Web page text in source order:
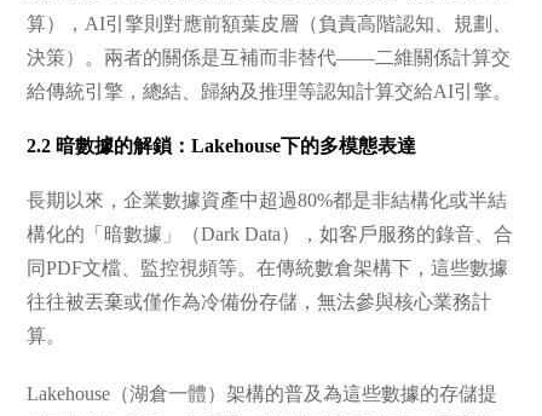
算），AI引擎則對應前額葉皮層（負責高階認知、規劃、
決策）。兩者的關係是互補而非替代——二維關係計算交
給傳統引擎，總結、歸納及推理等認知計算交給AI引擎。
2.2 暗數據的解鎖：Lakehouse下的多模態表達
長期以來，企業數據資產中超過80%都是非結構化或半結
構化的「暗數據」（Dark Data），如客戶服務的錄音、合
同PDF文檔、監控視頻等。在傳統數倉架構下，這些數據
往往被丟棄或僅作為冷備份存儲，無法參與核心業務計
算。
Lakehouse（湖倉一體）架構的普及為這些數據的存儲提